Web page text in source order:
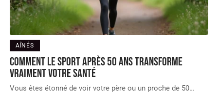
AÎNÉS
Comment le sport après 50 ans transforme
vraiment votre santé
Vous êtes étonné de voir votre père ou un proche de 50…